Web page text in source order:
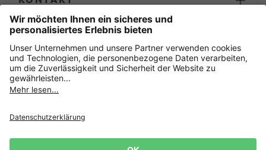
ZAHLUNG UND LIEFERUNG
Sicher einkaufen mit
Impressum